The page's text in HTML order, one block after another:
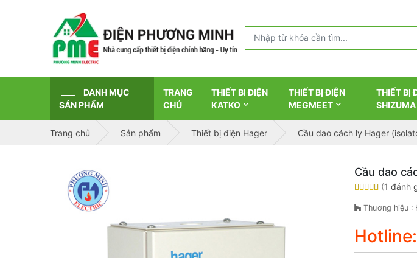
DANH MỤC
SẢN PHẨM
TRANG
CHỦ
THIẾT BI ĐIỆN
KATKO
THIẾT BỊ ĐIỆN
MEGMEET
THIẾT BỊ
SHIZUMA
Trang chủ Sản phẩm Thiết bị điện Hager Cầu dao cách ly Hager
Cầu dao
(1 đánh
Thương hiệu :